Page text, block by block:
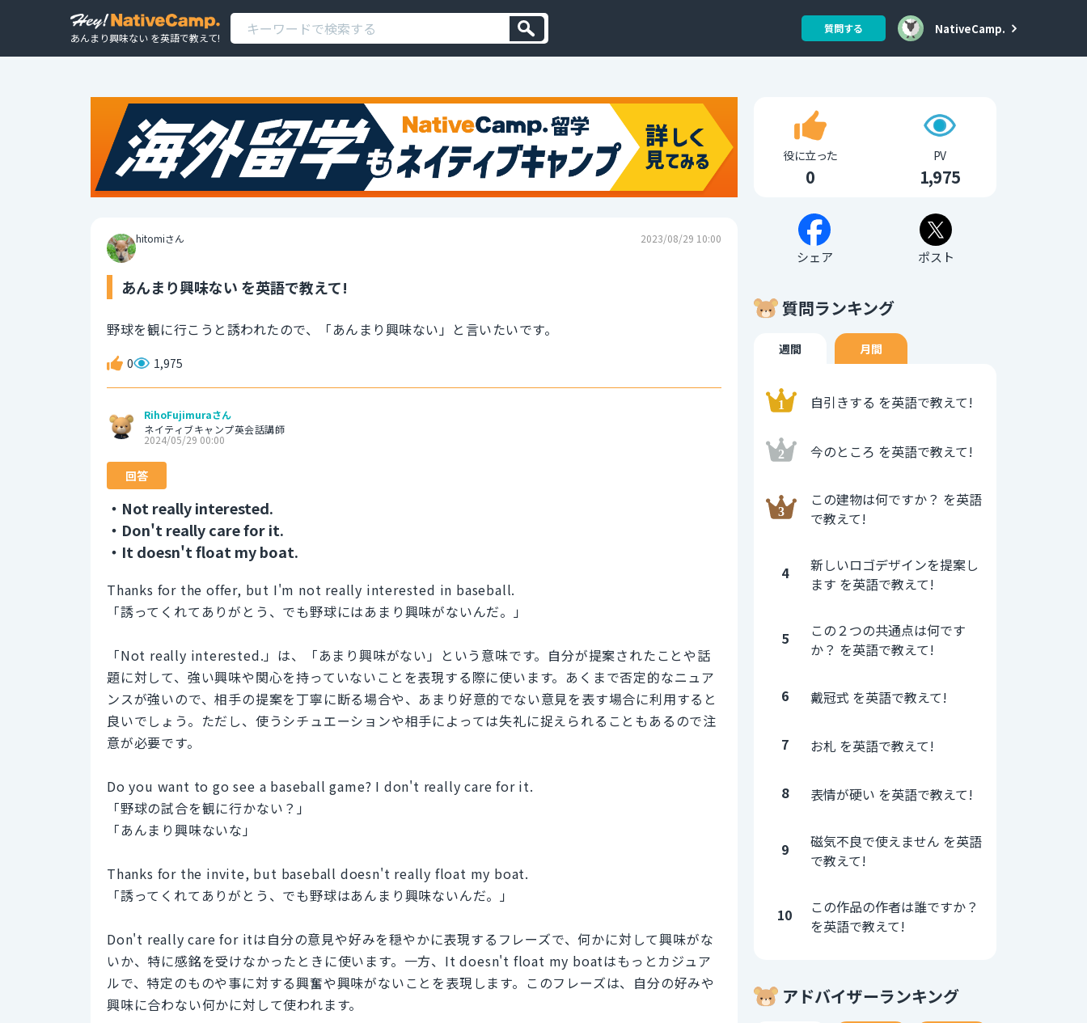
あんまり興味ない を英語で教えて!
質問する NativeCamp.
hitomiさん 2023/08/29 10:00
あんまり興味ない を英語で教えて!
野球を観に行こうと誘われたので、「あんまり興味ない」と言いたいです。
0 1,975
RihoFujimuraさん
ネイティブキャンプ英会話講師
2024/05/29 00:00
回答
・Not really interested.
・Don't really care for it.
・It doesn't float my boat.
Thanks for the offer, but I'm not really interested in baseball.
「誘ってくれてありがとう、でも野球にはあまり興味がないんだ。」
「Not really interested.」は、「あまり興味がない」という意味です。自分が提案されたことや話
題に対して、強い興味や関心を持っていないことを表現する際に使います。あくまで否定的なニュア
ンスが強いので、相手の提案を丁寧に断る場合や、あまり好意的でない意見を表す場合に利用すると
良いでしょう。ただし、使うシチュエーションや相手によっては失礼に捉えられることもあるので注
意が必要です。
Do you want to go see a baseball game? I don't really care for it.
「野球の試合を観に行かない？」
「あんまり興味ないな」
Thanks for the invite, but baseball doesn't really float my boat.
「誘ってくれてありがとう、でも野球はあんまり興味ないんだ。」
Don't really care for itは自分の意見や好みを穏やかに表現するフレーズで、何かに対して興味がな
いか、特に感銘を受けなかったときに使います。一方、It doesn't float my boatはもっとカジュア
ルで、特定のものや事に対する興奮や興味がないことを表現します。このフレーズは、自分の好みや
興味に合わない何かに対して使われます。
役に立った
0
PV
1,975
シェア ポスト
質問ランキング
週間 月間
自引きする を英語で教えて!
今のところ を英語で教えて!
この建物は何ですか？ を英語
で教えて!
4
新しいロゴデザインを提案し
ます を英語で教えて!
5
この２つの共通点は何です
か？ を英語で教えて!
6 戴冠式 を英語で教えて!
7 お札 を英語で教えて!
8 表情が硬い を英語で教えて!
9
磁気不良で使えません を英語
で教えて!
10
この作品の作者は誰ですか？
を英語で教えて!
アドバイザーランキング